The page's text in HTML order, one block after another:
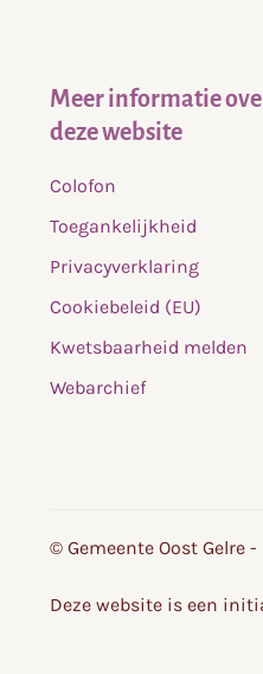
Meer informatie
deze website
Colofon
Toegankelijkheid
Privacyverklaring
Cookiebeleid (EU)
Kwetsbaarheid melden
Webarchief
© Gemeente Oost Gelre
Deze website is een